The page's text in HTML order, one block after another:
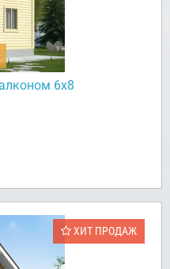
6х8
ХИТ ПРОДАЖ